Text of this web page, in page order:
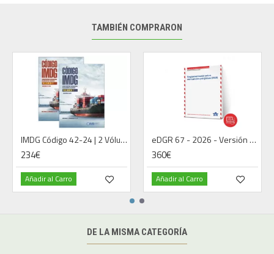
TAMBIÉN COMPRARON
IMDG Código 42-24 | 2 Vólumenes | Libro | Español
234€
Añadir al Carro
eDGR 67 - 2026 - Versión Digital - Español
360€
Añadir al Carro
DE LA MISMA CATEGORÍA